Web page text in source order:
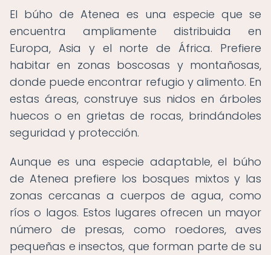
El búho de Atenea es una especie que se
encuentra ampliamente distribuida en
Europa, Asia y el norte de África. Prefiere
habitar en zonas boscosas y montañosas,
donde puede encontrar refugio y alimento. En
estas áreas, construye sus nidos en árboles
huecos o en grietas de rocas, brindándoles
seguridad y protección.
Aunque es una especie adaptable, el búho
de Atenea prefiere los bosques mixtos y las
zonas cercanas a cuerpos de agua, como
ríos o lagos. Estos lugares ofrecen un mayor
número de presas, como roedores, aves
pequeñas e insectos, que forman parte de su